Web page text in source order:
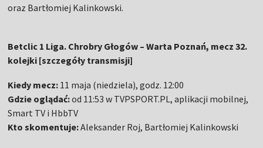
oraz Bartłomiej Kalinkowski.
Betclic 1 Liga. Chrobry Głogów – Warta Poznań, mecz 32.
kolejki [szczegóły transmisji]
Kiedy mecz: 11 maja (niedziela), godz. 12:00
Gdzie oglądać:od 11:53 w TVPSPORT.PL, aplikacji mobilnej,
Smart TV i HbbTV
Kto skomentuje:Aleksander Roj, Bartłomiej Kalinkowski